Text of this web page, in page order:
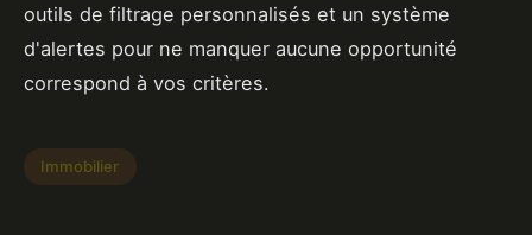
outils de filtrage personnalisés et un système
d'alertes pour ne manquer aucune opportunité
correspond à vos critères.
Immobilier